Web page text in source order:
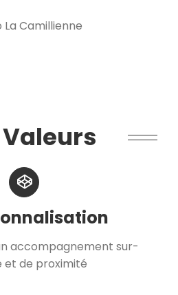
accompagnement sur-
et de proximité